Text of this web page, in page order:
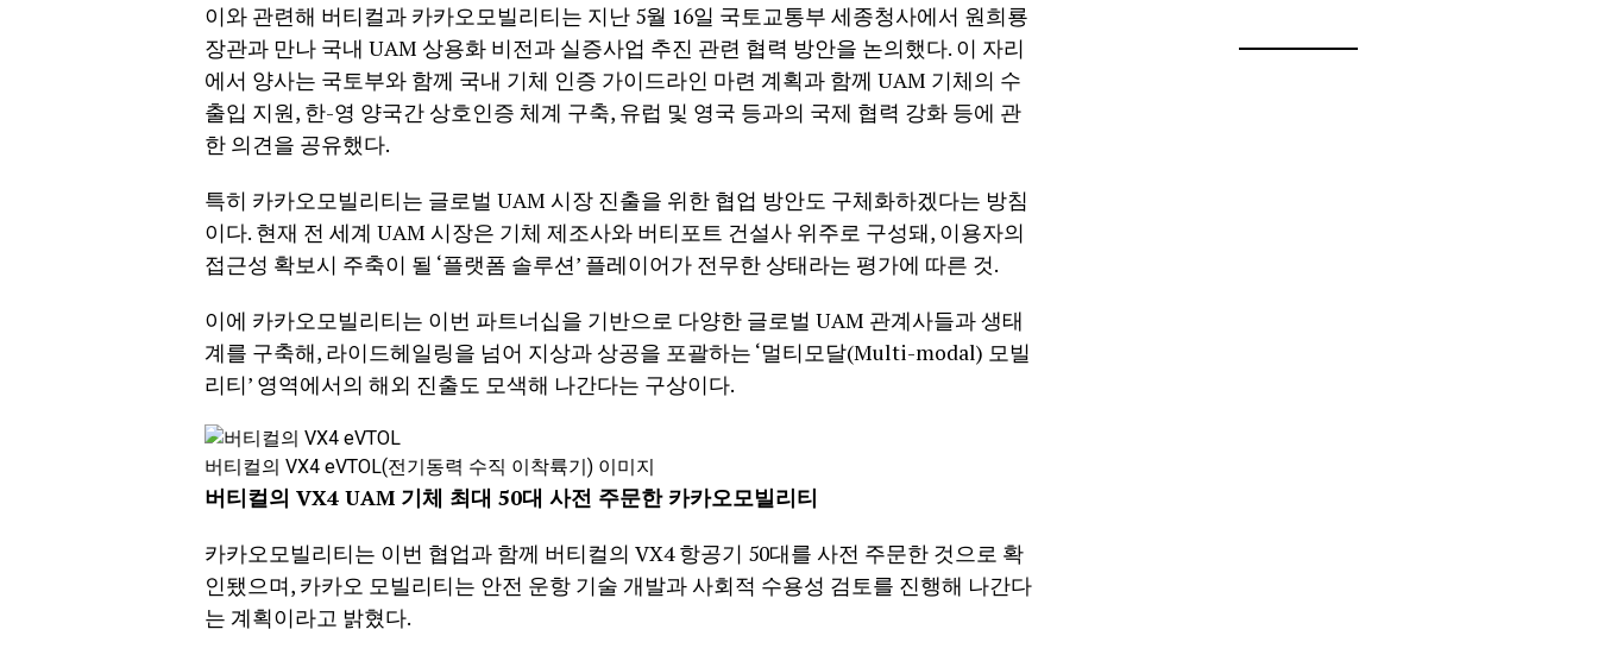
이와 관련해 버티컬과 카카오모빌리티는 지난 5월 16일 국토교통부 세종청사에서 원희룡
장관과 만나 국내 UAM 상용화 비전과 실증사업 추진 관련 협력 방안을 논의했다. 이 자리
에서 양사는 국토부와 함께 국내 기체 인증 가이드라인 마련 계획과 함께 UAM 기체의 수
출입 지원, 한-영 양국간 상호인증 체계 구축, 유럽 및 영국 등과의 국제 협력 강화 등에 관
한 의견을 공유했다.
특히 카카오모빌리티는 글로벌 UAM 시장 진출을 위한 협업 방안도 구체화하겠다는 방침
이다. 현재 전 세계 UAM 시장은 기체 제조사와 버티포트 건설사 위주로 구성돼, 이용자의
접근성 확보시 주축이 될 ‘플랫폼 솔루션’ 플레이어가 전무한 상태라는 평가에 따른 것.
이에 카카오모빌리티는 이번 파트너십을 기반으로 다양한 글로벌 UAM 관계사들과 생태
계를 구축해, 라이드헤일링을 넘어 지상과 상공을 포괄하는 ‘멀티모달(Multi-modal) 모빌
리티’ 영역에서의 해외 진출도 모색해 나간다는 구상이다.
버티컬의 VX4 eVTOL(전기동력 수직 이착륙기) 이미지
버티컬의 VX4 UAM 기체 최대 50대 사전 주문한 카카오모빌리티
카카오모빌리티는 이번 협업과 함께 버티컬의 VX4 항공기 50대를 사전 주문한 것으로 확
인됐으며, 카카오 모빌리티는 안전 운항 기술 개발과 사회적 수용성 검토를 진행해 나간다
는 계획이라고 밝혔다.